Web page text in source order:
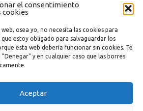
el consentimiento
cookies
osea yo, no necesita las cookies para
estoy obligado para salvaguardar los
esta web debería funcionar sin cookies. Te
y en cualquier caso que las borres
Aceptar